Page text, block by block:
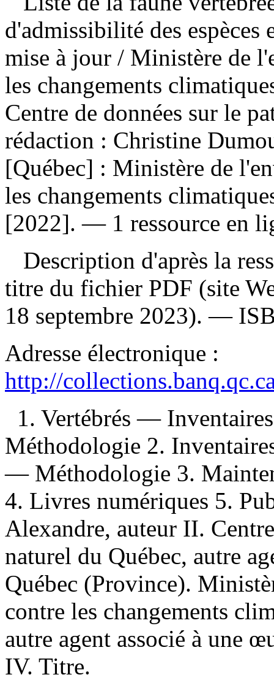
d'admissibilité des espèces
mise à jour / Ministère de
les changements
Centre de données sur le
rédaction : Christine
[Québec] : Ministère de
les changements
[2022]. — 1 ressource en
Description d'après la
titre du fichier PDF (site
18 septembre 2023). —
Adresse électronique :
http://
1. Vertébrés —
Méthodologie 2.
— Méthodologie 3.
4. Livres numériques 5.
Alexandre, auteur II.
naturel du Québec, autre
Québec (Province).
contre les changements
autre agent associé à une
IV. Titre.